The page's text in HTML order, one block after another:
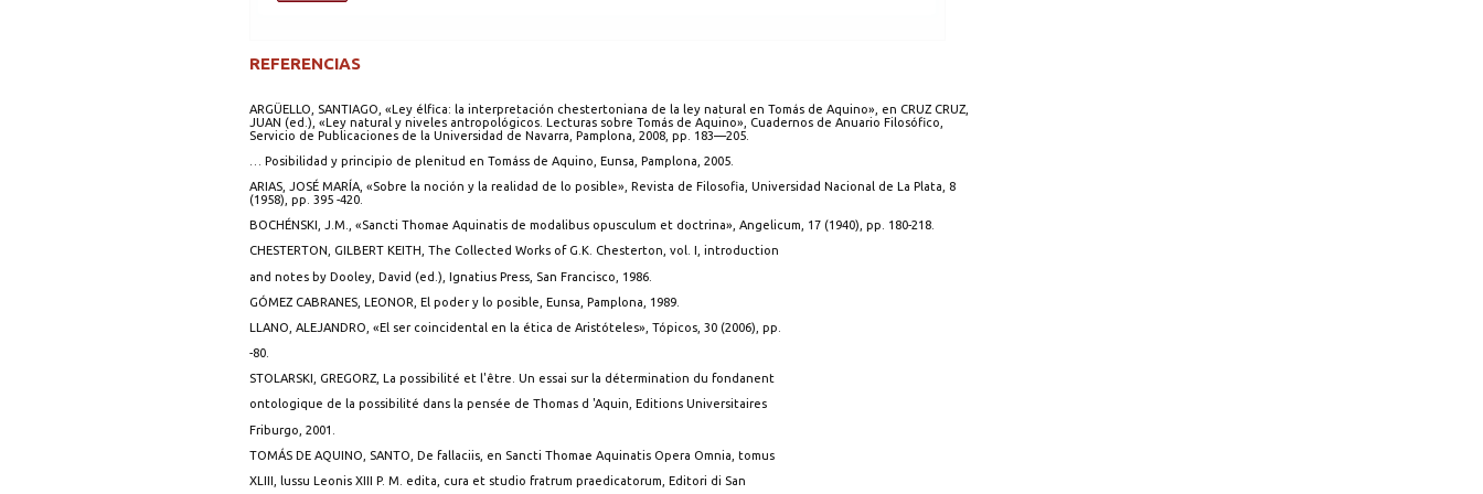
REFERENCIAS
ARGÜELLO, SANTIAGO, «Ley élfica: la interpretación chestertoniana de la ley natural en Tomás de Aquino», en CRUZ CRUZ,
JUAN (ed.), «Ley natural y niveles antropológicos. Lecturas sobre Tomás de Aquino», Cuadernos de Anuario Filosófico,
Servicio de Publicaciones de la Universidad de Navarra, Pamplona, 2008, pp. 183—205.
… Posibilidad y principio de plenitud en Tomáss de Aquino, Eunsa, Pamplona, 2005.
ARIAS, JOSÉ MARÍA, «Sobre la noción y la realidad de lo posible», Revista de Filosofia, Universidad Nacional de La Plata, 8
(1958), pp. 395 -420.
BOCHÉNSKI, J.M., «Sancti Thomae Aquinatis de modalibus opusculum et doctrina», Angelicum, 17 (1940), pp. 180-218.
CHESTERTON, GILBERT KEITH, The Collected Works of G.K. Chesterton, vol. I, introduction
and notes by Dooley, David (ed.), Ignatius Press, San Francisco, 1986.
GÓMEZ CABRANES, LEONOR, El poder y lo posible, Eunsa, Pamplona, 1989.
LLANO, ALEJANDRO, «El ser coincidental en la ética de Aristóteles», Tópicos, 30 (2006), pp.
-80.
STOLARSKI, GREGORZ, La possibilité et l'être. Un essai sur la détermination du fondanent
ontologique de la possibilité dans la pensée de Thomas d 'Aquin, Editions Universitaires
Friburgo, 2001.
TOMÁS DE AQUINO, SANTO, De fallaciis, en Sancti Thomae Aquinatis Opera Omnia, tomus
XLIII, lussu Leonis XIII P. M. edita, cura et studio fratrum praedicatorum, Editori di San